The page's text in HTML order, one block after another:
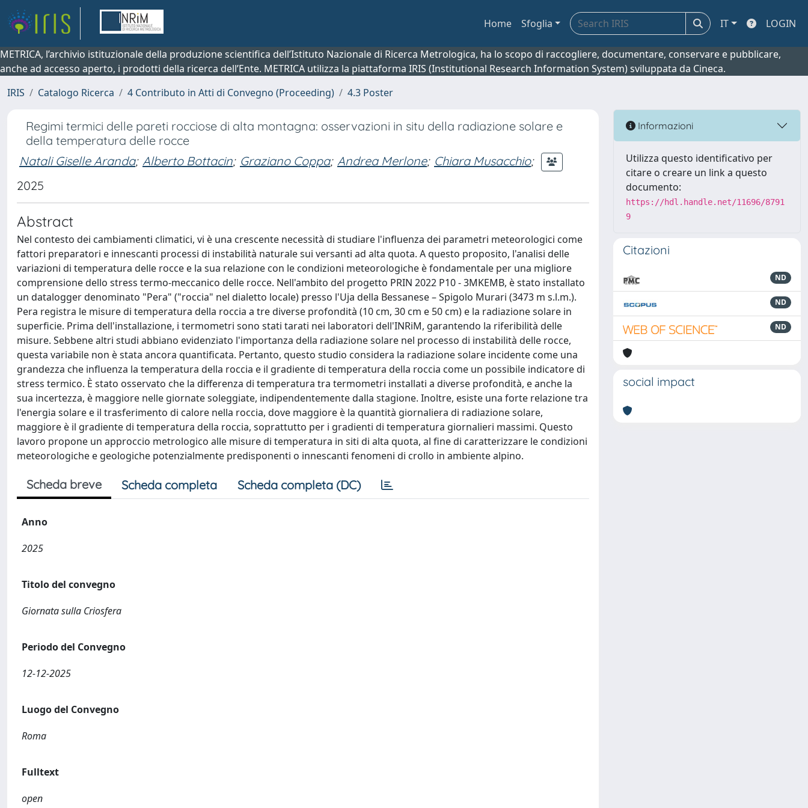
Home Sfoglia IT LOGIN
METRICA, l’archivio istituzionale della produzione scientifica dell’Istituto Nazionale di Ricerca Metrologica, ha lo scopo di raccogliere, documentare, conservare e pubblicare,
anche ad accesso aperto, i prodotti della ricerca dell’Ente. METRICA utilizza la piattaforma IRIS (Institutional Research Information System) sviluppata da Cineca.
IRIS
Catalogo Ricerca 4 Contributo in Atti di Convegno (Proceeding) 4.3 Poster
Regimi termici delle pareti rocciose di alta montagna: osservazioni in situ della radiazione solare e
della temperatura delle rocce
Natali Giselle Aranda; Alberto Bottacin; Graziano Coppa; Andrea Merlone; Chiara Musacchio;
2025
Abstract
Nel contesto dei cambiamenti climatici, vi è una crescente necessità di studiare l'influenza dei parametri meteorologici come
fattori preparatori e innescanti processi di instabilità naturale sui versanti ad alta quota. A questo proposito, l'analisi delle
variazioni di temperatura delle rocce e la sua relazione con le condizioni meteorologiche è fondamentale per una migliore
comprensione dello stress termo-meccanico delle rocce. Nell'ambito del progetto PRIN 2022 P10 - 3MKEMB, è stato installato
un datalogger denominato "Pera" ("roccia" nel dialetto locale) presso l'Uja della Bessanese – Spigolo Murari (3473 m s.l.m.).
Pera registra le misure di temperatura della roccia a tre diverse profondità (10 cm, 30 cm e 50 cm) e la radiazione solare in
superficie. Prima dell'installazione, i termometri sono stati tarati nei laboratori dell'INRiM, garantendo la riferibilità delle
misure. Sebbene altri studi abbiano evidenziato l'importanza della radiazione solare nel processo di instabilità delle rocce,
questa variabile non è stata ancora quantificata. Pertanto, questo studio considera la radiazione solare incidente come una
grandezza che influenza la temperatura della roccia e il gradiente di temperatura della roccia come un possibile indicatore di
stress termico. È stato osservato che la differenza di temperatura tra termometri installati a diverse profondità, e anche la
sua incertezza, è maggiore nelle giornate soleggiate, indipendentemente dalla stagione. Inoltre, esiste una forte relazione tra
l'energia solare e il trasferimento di calore nella roccia, dove maggiore è la quantità giornaliera di radiazione solare,
maggiore è il gradiente di temperatura della roccia, soprattutto per i gradienti di temperatura giornalieri massimi. Questo
lavoro propone un approccio metrologico alle misure di temperatura in siti di alta quota, al fine di caratterizzare le condizioni
meteorologiche e geologiche potenzialmente predisponenti o innescanti fenomeni di crollo in ambiente alpino.
Scheda breve Scheda completa Scheda completa (DC)
Anno
2025
Titolo del convegno
Giornata sulla Criosfera
Periodo del Convegno
12-12-2025
Luogo del Convegno
Roma
Fulltext
open
Informazioni
Utilizza questo identificativo per
citare o creare un link a questo
documento:
https://hdl.handle.net/11696/8791
9
Citazioni
ND
ND
ND
social impact